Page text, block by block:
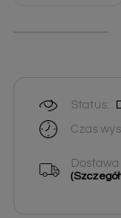
Status:
Czas
Dostawa